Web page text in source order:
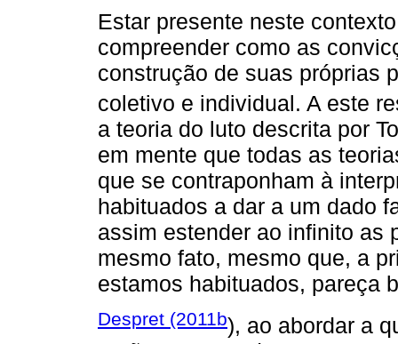
Estar presente neste
compreender como as
construção de suas próprias
coletivo e individual. A este
a teoria do luto descrita por
em mente que todas as
que se contraponham à
habituados a dar a um dado
assim estender ao infinito as
mesmo fato, mesmo que, a
estamos habituados, pareça
Despret (2011b), ao abordar a